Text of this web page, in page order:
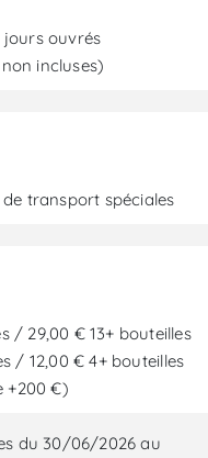
jours ouvrés
incluses)
transport spéciales
/ 29,00 € 13+ bouteilles
/ 12,00 € 4+ bouteilles
+200 €)
du 30/06/2026 au